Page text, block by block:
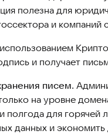
полезна для
и
и получает
писем.
на уровне
полгода для
данных и